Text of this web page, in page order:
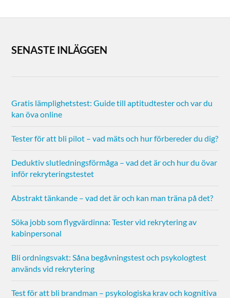
SENASTE INLÄGGEN
Gratis lämplighetstest: Guide till aptitudtester och var du
kan öva online
Tester för att bli pilot – vad mäts och hur förbereder du dig?
Deduktiv slutledningsförmåga – vad det är och hur du övar
inför rekryteringstestet
Abstrakt tänkande – vad det är och kan man träna på det?
Söka jobb som flygvärdinna: Tester vid rekrytering av
kabinpersonal
Bli ordningsvakt: Såna begåvningstest och psykologtest
används vid rekrytering
Test för att bli brandman – psykologiska krav och kognitiva